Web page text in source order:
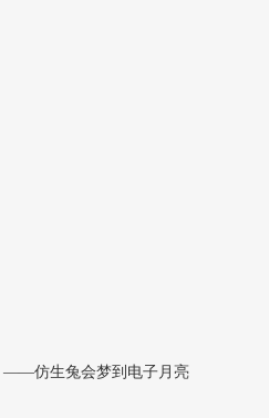
——仿生兔会梦到电子月亮